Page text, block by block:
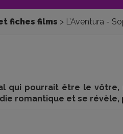
fiches films L’Aventura -
qui pourrait être le
romantique et se révèle,